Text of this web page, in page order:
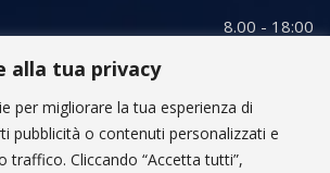
alla tua privacy
per migliorare la tua esperienza di
pubblicità o contenuti personalizzati e
traffico. Cliccando “Accetta tutti”,
8.00 - 18:00
8.00 - 12:00